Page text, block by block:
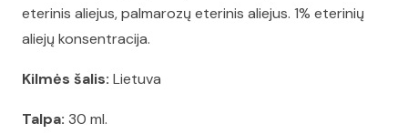
eterinis aliejus, palmarozų eterinis aliejus. 1% eterinių
aliejų konsentracija.
Kilmės šalis: Lietuva
Talpa: 30 ml.